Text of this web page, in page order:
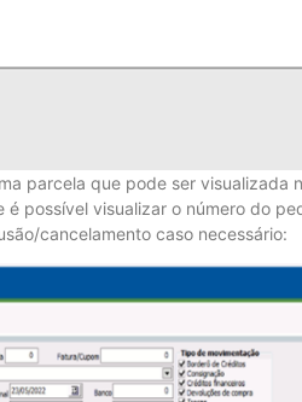
parcela que pode ser visualizada
é possível visualizar o número do
cancelamento caso necessário: